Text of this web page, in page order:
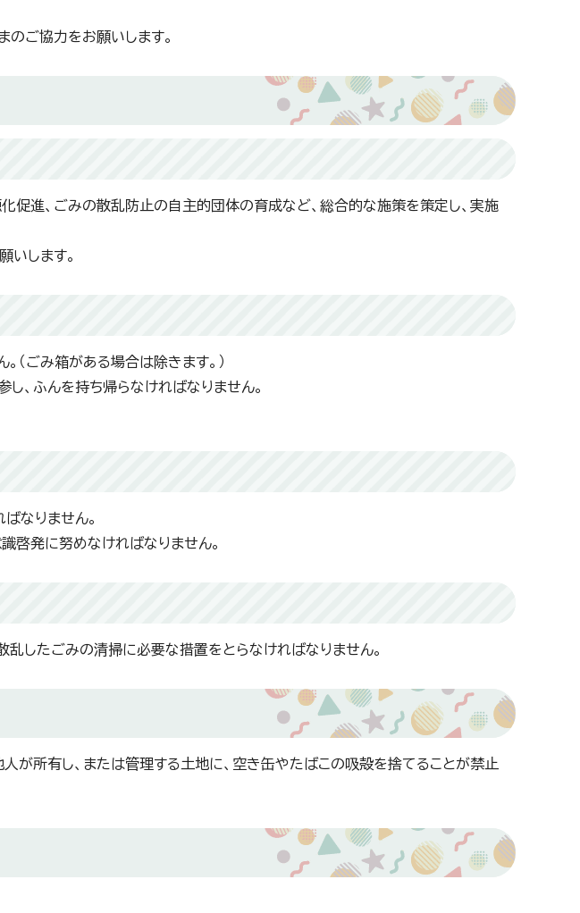
のご協力をお願いします。
促進、ごみの散乱防止の自主的団体の育成など、総合的な施策を策定し、実施
いします。
（ごみ箱がある場合は除きます。）
、ふんを持ち帰らなければなりません。
なりません。
啓発に努めなければなりません。
したごみの清掃に必要な措置をとらなければなりません。
が所有し、または管理する土地に、空き缶やたばこの吸殻を捨てることが禁止